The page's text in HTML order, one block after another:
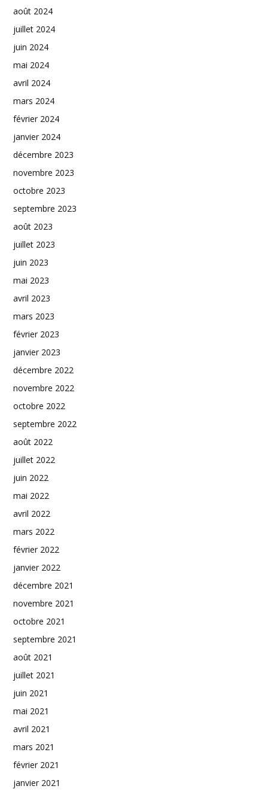
août 2024
juillet 2024
juin 2024
mai 2024
avril 2024
mars 2024
février 2024
janvier 2024
décembre 2023
novembre 2023
octobre 2023
septembre 2023
août 2023
juillet 2023
juin 2023
mai 2023
avril 2023
mars 2023
février 2023
janvier 2023
décembre 2022
novembre 2022
octobre 2022
septembre 2022
août 2022
juillet 2022
juin 2022
mai 2022
avril 2022
mars 2022
février 2022
janvier 2022
décembre 2021
novembre 2021
octobre 2021
septembre 2021
août 2021
juillet 2021
juin 2021
mai 2021
avril 2021
mars 2021
février 2021
janvier 2021